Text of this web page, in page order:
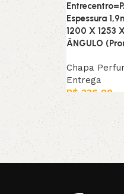
Espessura
1200 X 1253
ÂNGULO
Chapa
Entrega
R$ 336,00
Leia mais